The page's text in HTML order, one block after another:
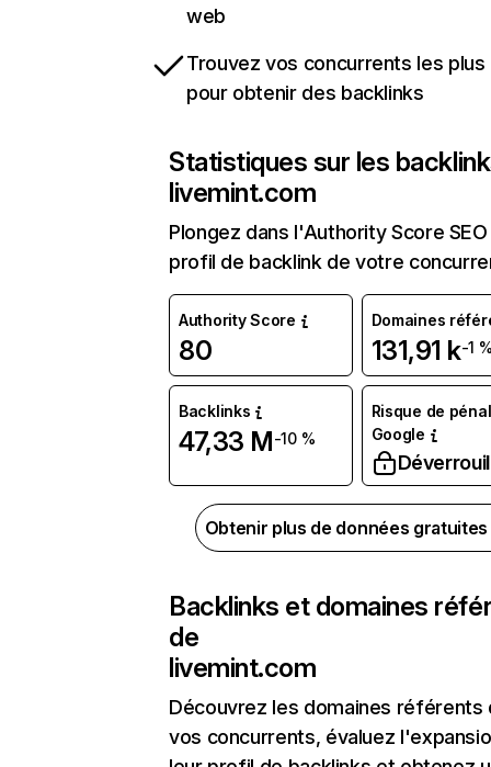
web
Trouvez vos concurrents les
pour obtenir des backlinks
Statistiques sur les
livemint.com
Plongez dans l'Authority Score
profil de backlink de votre
Authority Score
80
Domaines
131,91 k-1
Backlinks
47,33 M-10 %
Risque de
Google
Obtenir plus de données
Backlinks et domaines
de
livemint.com
Découvrez les domaines référents
vos concurrents, évaluez